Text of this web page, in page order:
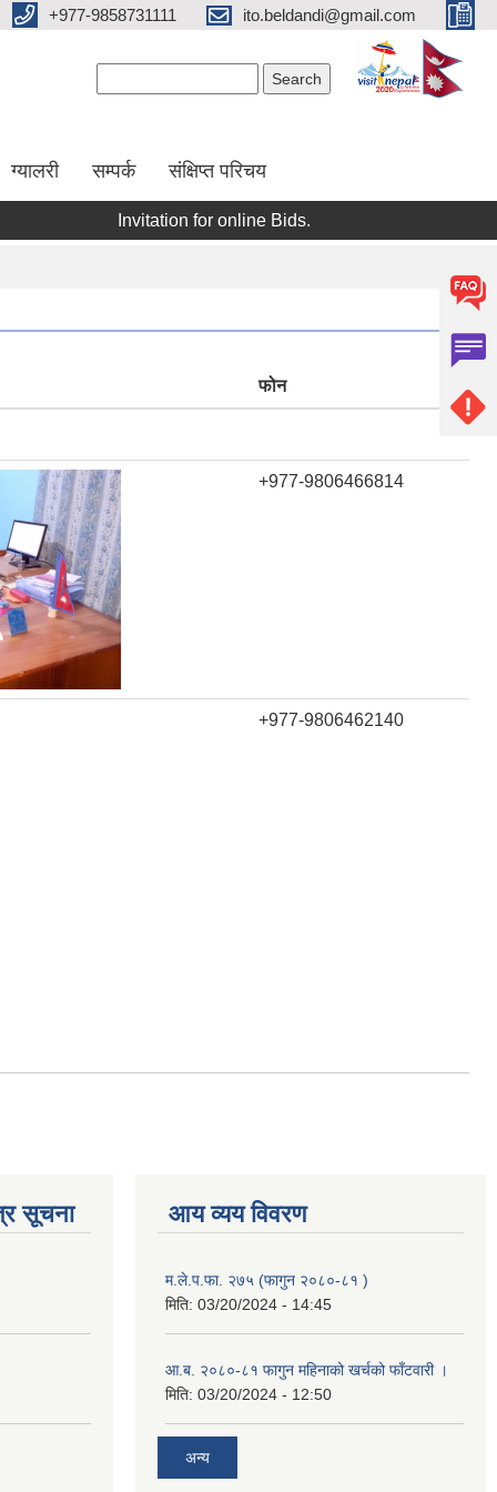
+977-9858731111 ito.beldandi@gmail.com
ग्यालरी सम्पर्क संक्षिप्त परिचय
Invitation for online Bids.
फोन
+977-9806466814
+977-9806462140
सूचना आय व्यय विवरण
म.ले.प.फा. २७५ (फागुन २०८०-८१ )
मिति: 03/20/2024 - 14:45
आ.ब. २०८०-८१ फागुन महिनाको खर्चको फाँटवारी ।
मिति: 03/20/2024 - 12:50
अन्य